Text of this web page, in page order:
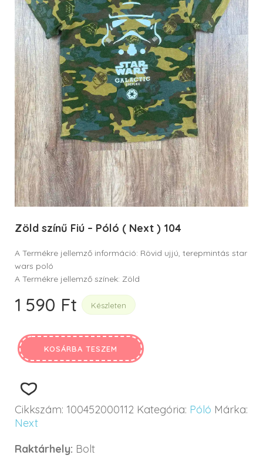
Zöld színű Fiú – Póló ( Next ) 104
A Termékre jellemző információ: Rövid ujjú, terepmintás star
wars poló
A Termékre jellemző színek: Zöld
1 590 Ft Készleten
KOSÁRBA TESZEM
Cikkszám: 100452000112 Kategória: Póló Márka:
Next
Raktárhely: Bolt